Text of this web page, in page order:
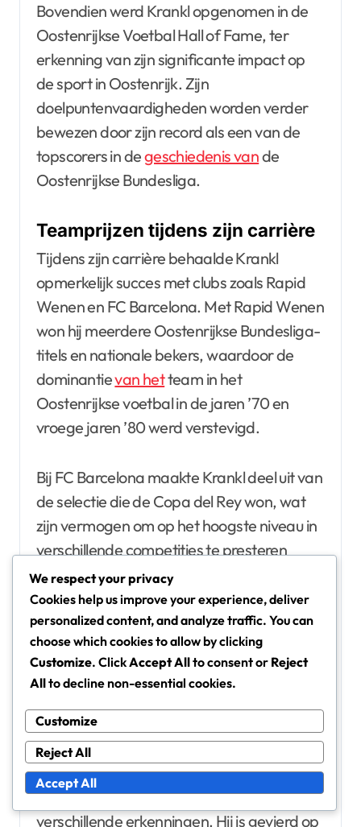
Bovendien werd Krankl opgenomen in de
Oostenrijkse Voetbal Hall of Fame, ter
erkenning van zijn significante impact op
de sport in Oostenrijk. Zijn
doelpuntenvaardigheden worden verder
bewezen door zijn record als een van de
topscorers in degeschiedenis vande
Oostenrijkse Bundesliga.
Teamprijzen tijdens zijn carrière
Tijdens zijn carrière behaalde Krankl
opmerkelijk succes met clubs zoals Rapid
Wenen en FC Barcelona. Met Rapid Wenen
won hij meerdere Oostenrijkse Bundesliga-
titels en nationale bekers, waardoor de
dominantievan hetteam in het
Oostenrijkse voetbal in de jaren ’70 en
vroege jaren ’80 werd verstevigd.
Bij FC Barcelona maakte Krankl deel uit van
de selectie die de Copa del Rey won, wat
zijn vermogen om op het hoogste niveau in
verschillende competities te presteren
aantoont. Zijn bijdragen waren essentieel
voor het veiligstellen van deze
kampioenschappen, waardoor hij een
sleutelspeler in het succes van zijn teams
werd.
Erfenisprijzen en erkenningen na
zijn carrière
Na zijn pensioen wordt Krankl’s erfenis nog
steeds geëerd door middel van
verschillende erkenningen. Hij is gevierd op
We respect your privacy
Cookies help us improve your experience, deliver
personalized content, and analyze traffic. You can
choose which cookies to allow by clicking
Customize. ClickAccept Allto consent or Reject
Allto decline non-essential cookies.
Customize
Reject All
Accept All